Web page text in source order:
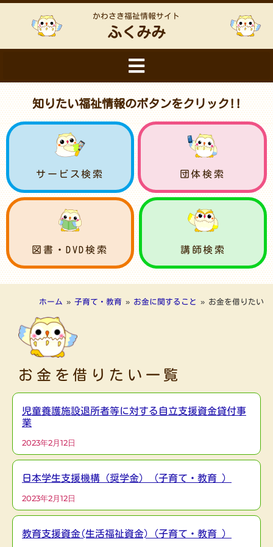
かわさき福祉情報サイト
ふくみみ
知りたい福祉情報のボタンをクリック!!
サービス検索 団体検索
図書・DVD検索 講師検索
ホーム » 子育て・教育 » お金に関すること » お金を借りたい
お金を借りたい一覧
児童養護施設退所者等に対する自立支援資金貸付事
業
2023年2月12日
日本学生支援機構（奨学金）（子育て・教育 ）
2023年2月12日
教育支援資金(生活福祉資金)（子育て・教育 ）